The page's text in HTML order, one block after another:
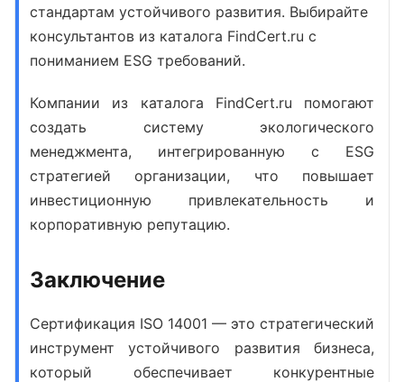
стандартам устойчивого развития. Выбирайте
консультантов из каталога FindCert.ru с
пониманием ESG требований.
Компании из каталога FindCert.ru помогают
создать систему экологического
менеджмента, интегрированную с ESG
стратегией организации, что повышает
инвестиционную привлекательность и
корпоративную репутацию.
Заключение
Сертификация ISO 14001 — это стратегический
инструмент устойчивого развития бизнеса,
который обеспечивает конкурентные